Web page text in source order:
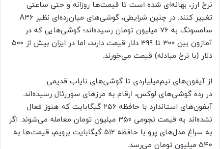
نرخ ارز، بهانه‌ای شده است تا قیمت‌ها روزانه و حتی ساعتی
تغییر کنند. در چنین شرایطی، گوشی‌های میان‌رده‌ای نظیر A۳۶
سامسونگ به ۷۶ میلیون تومان رسیده‌اند؛ گوشی‌هایی که در
آمازون بین ۳۰۰ تا ۳۹۹ دلار قیمت دارند، اما در ایران بیش از ۵۰۰
دلار (با نرخ مبادله) قیمت می‌خورند.
از آیفون‌های نیم‌میلیاردی تا گوشی‌های نایاب قدیمی
در رده گوشی‌های لوکس، ارقام به مرز‌های سوررئال رسیده‌اند.
آیفون‌های استاندارد با حافظه ۲۵۶ گیگابایت که هنوز فعال
نشده‌اند به قیمت نجومی ۳۵۰ میلیون تومان معامله می‌شوند. اگر
به سراغ مدل‌های پرو با حافظه ۵۱۲ گیگابایت برویم، قیمت‌ها به
۵۴۰ میلیون تومان می‌رسد.